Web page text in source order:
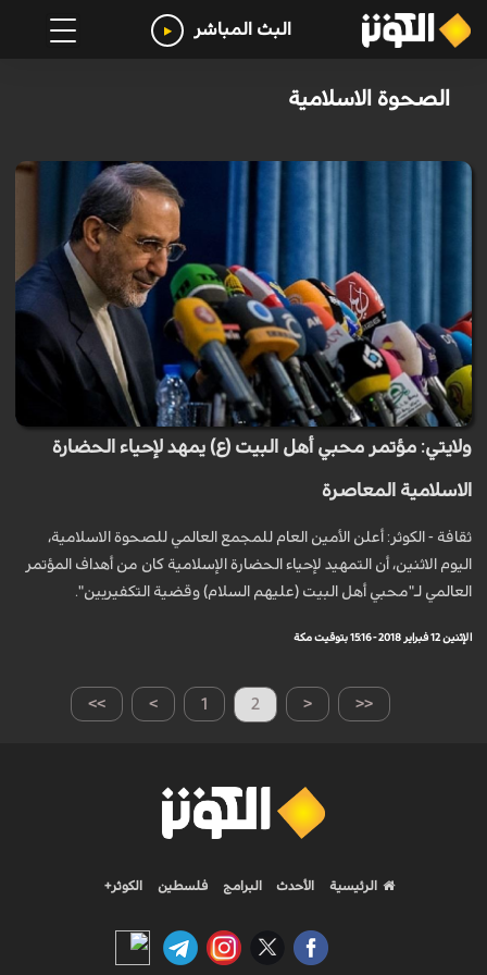
البث المباشر
الصحوة الاسلامية
ولايتي: مؤتمر محبي أهل البيت (ع) يمهد لإحياء الحضارة
الاسلامية المعاصرة
ثقافة - الكوثر: أعلن الأمين العام للمجمع العالمي للصحوة الاسلامية،
اليوم الاثنين، أن التمهيد لإحياء الحضارة الإسلامية كان من أهداف المؤتمر
العالمي لـ"محبي أهل البيت (عليهم السلام) وقضية التكفيريين".
الإثنين 12 فبراير 2018 - 15:16 بتوقيت مكة
>> > 1 2 < <<
الرئيسية الأحدث البرامج فلسطين الكوثر+